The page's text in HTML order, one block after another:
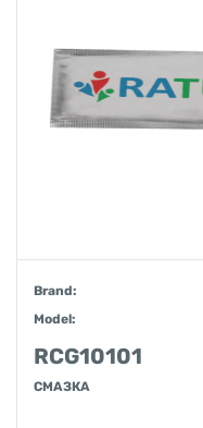
Brand:
Model:
RCG10101
СМАЗКА